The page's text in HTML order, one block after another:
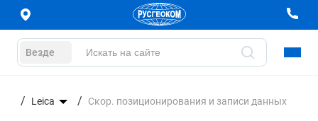
Везде
Leica Скор. позиционирования и записи данных